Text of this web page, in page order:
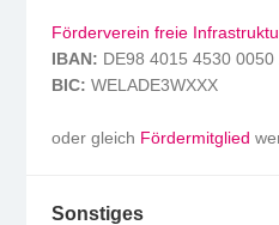
Förderverein freie
IBAN: DE98 4015 4530 0050
BIC: WELADE3WXXX
oder gleich Fördermitglied
Sonstiges